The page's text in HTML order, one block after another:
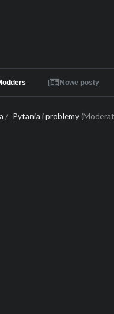
Nowe posty
/ Pytania i problemy